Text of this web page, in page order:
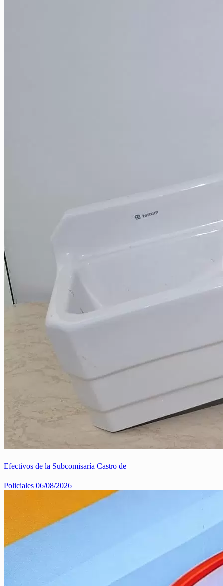
Efectivos de la Subcomisaría Castro de
Policiales 06/08/2026